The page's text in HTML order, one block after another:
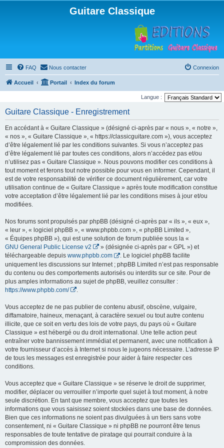
Guitare Classique
FAQ Nous contacter Connexion
Accueil Portail Index du forum
Langue :
Guitare Classique - Enregistrement
En accédant à « Guitare Classique » (désigné ci-après par « nous », « notre »,
« nos », « Guitare Classique », « https://classicguitare.com »), vous acceptez
d’être légalement lié par les conditions suivantes. Si vous n’acceptez pas
d’être légalement lié par toutes ces conditions, alors n’accédez pas et/ou
n’utilisez pas « Guitare Classique ». Nous pouvons modifier ces conditions à
tout moment et ferons tout notre possible pour vous en informer. Cependant, il
est de votre responsabilité de vérifier ce document régulièrement, car votre
utilisation continue de « Guitare Classique » après toute modification constitue
votre acceptation d’être légalement lié par les conditions mises à jour et/ou
modifiées.
Nos forums sont propulsés par phpBB (désigné ci-après par « ils », « eux »,
« leur », « logiciel phpBB », « www.phpbb.com », « phpBB Limited »,
« Équipes phpBB »), qui est une solution de forum publiée sous la «
GNU General Public License v2
» (désignée ci-après par « GPL ») et
téléchargeable depuis www.phpbb.com
. Le logiciel phpBB facilite
uniquement les discussions sur Internet ; phpBB Limited n’est pas responsable
du contenu ou des comportements autorisés ou interdits sur ce site. Pour de
plus amples informations au sujet de phpBB, veuillez consulter :
https://www.phpbb.com/
Vous acceptez de ne pas publier de contenu abusif, obscène, vulgaire,
diffamatoire, haineux, menaçant, à caractère sexuel ou tout autre contenu
illicite, que ce soit en vertu des lois de votre pays, du pays où « Guitare
Classique » est hébergé ou du droit international. Une telle action peut
entraîner votre bannissement immédiat et permanent, avec une notification à
votre fournisseur d’accès à Internet si nous le jugeons nécessaire. L’adresse IP
de tous les messages est enregistrée pour aider à faire respecter ces
conditions.
Vous acceptez que « Guitare Classique » se réserve le droit de supprimer,
modifier, déplacer ou verrouiller n’importe quel sujet à tout moment, à notre
seule discrétion. En tant que membre, vous acceptez que toutes les
informations que vous saisissez soient stockées dans une base de données.
Bien que ces informations ne soient pas divulguées à un tiers sans votre
consentement, ni « Guitare Classique » ni phpBB ne pourront être tenus
responsables de toute tentative de piratage qui pourrait conduire à la
compromission des données.